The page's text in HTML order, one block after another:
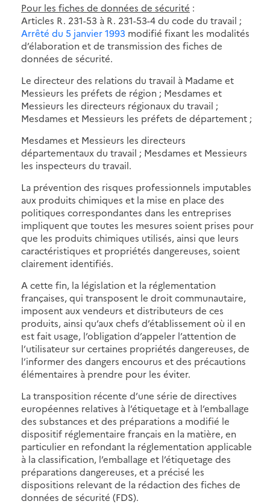
Pour les fiches de données de sécurité :
Articles R. 231-53 à R. 231-53-4 du code du travail ;
Arrêté du 5 janvier 1993 modifié fixant les modalités
d’élaboration et de transmission des fiches de
données de sécurité.
Le directeur des relations du travail à Madame et
Messieurs les préfets de région ; Mesdames et
Messieurs les directeurs régionaux du travail ;
Mesdames et Messieurs les préfets de département ;
Mesdames et Messieurs les directeurs
départementaux du travail ; Mesdames et Messieurs
les inspecteurs du travail.
La prévention des risques professionnels imputables
aux produits chimiques et la mise en place des
politiques correspondantes dans les entreprises
impliquent que toutes les mesures soient prises pour
que les produits chimiques utilisés, ainsi que leurs
caractéristiques et propriétés dangereuses, soient
clairement identifiés.
A cette fin, la législation et la réglementation
françaises, qui transposent le droit communautaire,
imposent aux vendeurs et distributeurs de ces
produits, ainsi qu’aux chefs d’établissement où il en
est fait usage, l’obligation d’appeler l’attention de
l’utilisateur sur certaines propriétés dangereuses, de
l’informer des dangers encourus et des précautions
élémentaires à prendre pour les éviter.
La transposition récente d’une série de directives
européennes relatives à l’étiquetage et à l’emballage
des substances et des préparations a modifié le
dispositif réglementaire français en la matière, en
particulier en refondant la réglementation applicable
à la classification, l’emballage et l’étiquetage des
préparations dangereuses, et a précisé les
dispositions relevant de la rédaction des fiches de
données de sécurité (FDS).